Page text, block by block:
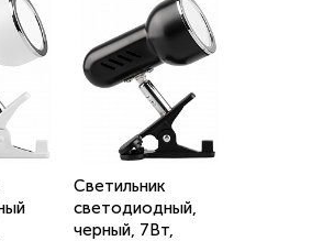
Светильник
светодиодный,
черный, 7Вт,